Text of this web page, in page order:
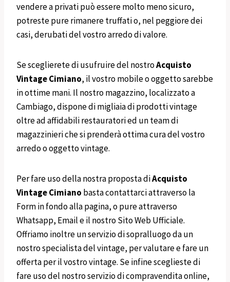
vendere a privati può essere molto meno sicuro,
potreste pure rimanere truffati o, nel peggiore dei
casi, derubati del vostro arredo di valore.
Se sceglierete di usufruire del nostroAcquisto
VintageCimiano, il vostro mobile o oggetto sarebbe
in ottime mani. Il nostro magazzino, localizzato a
Cambiago, dispone di migliaia di prodotti vintage
oltre ad affidabili restauratori ed un team di
magazzinieri che si prenderà ottima cura del vostro
arredo o oggetto vintage.
Per fare uso della nostra proposta diAcquisto
VintageCimiano basta contattarci attraverso la
Form in fondo alla pagina, o pure attraverso
Whatsapp, Email e il nostro Sito Web Ufficiale.
Offriamo inoltre un servizio di sopralluogo da un
nostro specialista del vintage, per valutare e fare un
offerta per il vostro vintage. Se infine sceglieste di
fare uso del nostro servizio di compravendita online,